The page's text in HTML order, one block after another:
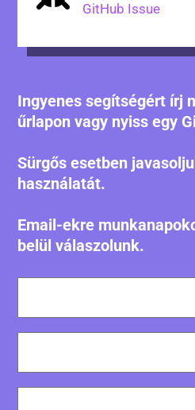
GitHub Issue
Ingyenes segítségért írj
űrlapon vagy nyiss egy
Sürgős esetben
használatát.
Email-ekre
belül válaszolunk.